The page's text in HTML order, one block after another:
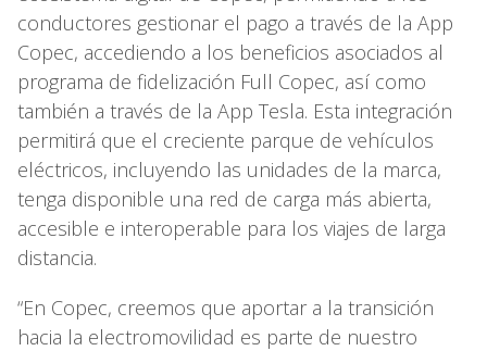
conductores gestionar el pago a través de la App
Copec, accediendo a los beneficios asociados al
programa de fidelización Full Copec, así como
también a través de la App Tesla. Esta integración
permitirá que el creciente parque de vehículos
eléctricos, incluyendo las unidades de la marca,
tenga disponible una red de carga más abierta,
accesible e interoperable para los viajes de larga
distancia.
“En Copec, creemos que aportar a la transición
hacia la electromovilidad es parte de nuestro